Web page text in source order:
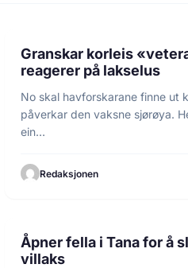
FORSKNING
Granskar korleis
reagerer på lakselus
No skal havforskarane finne ut
påverkar den vaksne sjørøya.
ein…
Redaksjonen
INFORMASJON
Åpner fella i Tana for å
villaks